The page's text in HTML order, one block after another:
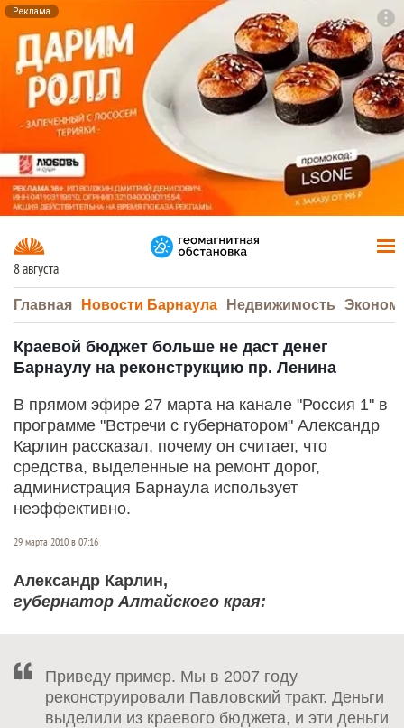
Реклама
8 августа
Главная Новости Барнаула Недвижимость
Краевой бюджет больше не даст денег
Барнаулу на реконструкцию пр. Ленина
В прямом эфире 27 марта на канале "Россия 1" в
программе "Встречи с губернатором" Александр
Карлин рассказал, почему он считает, что
средства, выделенные на ремонт дорог,
администрация Барнаула использует
неэффективно.
29 марта 2010 в 07:16
Александр Карлин,
губернатор Алтайского края:
Приведу пример. Мы в 2007 году
реконструировали Павловский тракт. Деньги
выделили из краевого бюджета, и эти деньги